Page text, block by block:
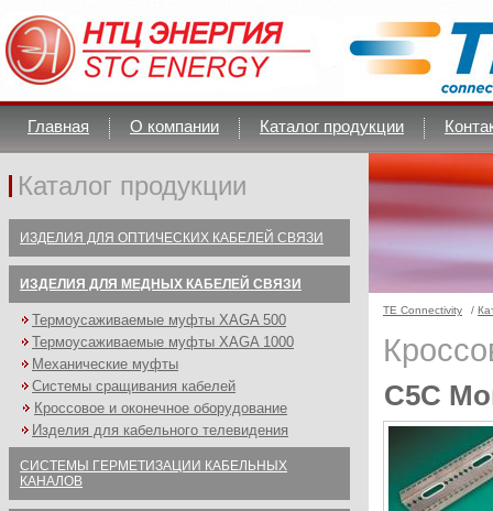
Главная О компании Каталог продукции
Каталог продукции
ИЗДЕЛИЯ ДЛЯ ОПТИЧЕСКИХ КАБЕЛЕЙ СВЯЗИ
ИЗДЕЛИЯ ДЛЯ МЕДНЫХ КАБЕЛЕЙ СВЯЗИ
Термоусаживаемые муфты XAGA 500
Термоусаживаемые муфты XAGA 1000
Механические муфты
Системы сращивания кабелей
Кроссовое и оконечное оборудование
Изделия для кабельного телевидения
СИСТЕМЫ ГЕРМЕТИЗАЦИИ КАБЕЛЬНЫХ
КАНАЛОВ
TE Connectivity /
C5C